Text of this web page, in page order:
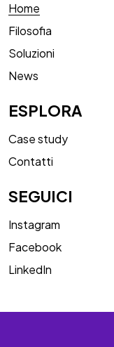
Home
Filosofia
Soluzioni
News
ESPLORA
Case study
Contatti
SEGUICI
Instagram
Facebook
LinkedIn